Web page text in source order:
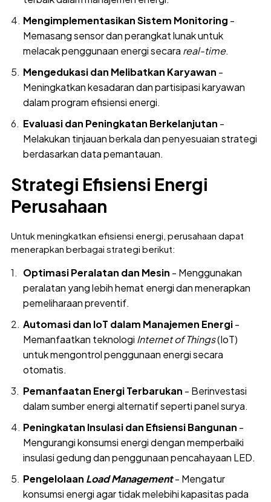
Mengimplementasikan Sistem Monitoring -
Memasang sensor dan perangkat lunak untuk
melacak penggunaan energi secara real-time.
Mengedukasi dan Melibatkan Karyawan -
Meningkatkan kesadaran dan partisipasi karyawan
dalam program efisiensi energi.
Evaluasi dan Peningkatan Berkelanjutan -
Melakukan tinjauan berkala dan penyesuaian strategi
berdasarkan data pemantauan.
Strategi Efisiensi Energi
Perusahaan
Untuk meningkatkan efisiensi energi, perusahaan dapat
menerapkan berbagai strategi berikut:
Optimasi Peralatan dan Mesin - Menggunakan
peralatan yang lebih hemat energi dan menerapkan
pemeliharaan preventif.
Automasi dan IoT dalam Manajemen Energi-
Memanfaatkan teknologi Internet of Things(IoT)
untuk mengontrol penggunaan energi secara
otomatis.
Pemanfaatan Energi Terbarukan - Berinvestasi
dalam sumber energi alternatif seperti panel surya.
Peningkatan Insulasi dan Efisiensi Bangunan -
Mengurangi konsumsi energi dengan memperbaiki
insulasi gedung dan penggunaan pencahayaan LED.
Pengelolaan Load Management- Mengatur
konsumsi energi agar tidak melebihi kapasitas pada